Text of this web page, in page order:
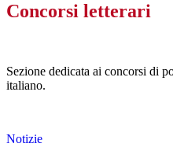
Concorsi letterari
Sezione dedicata ai concorsi di
italiano.
Notizie